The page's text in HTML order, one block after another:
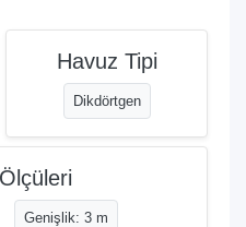
Havuz Tipi
Dikdörtgen
Genişlik: 3 m